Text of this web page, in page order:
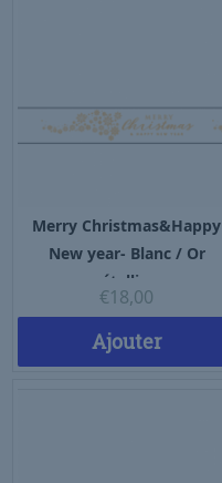
Merry Christmas&Happy
New year- Blanc / Or
métallique
€18,00
Ajouter